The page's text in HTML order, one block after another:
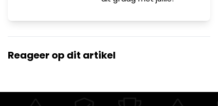
Reageer op dit artikel